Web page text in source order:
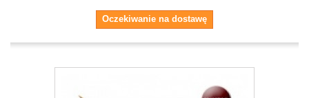
Oczekiwanie na dostawę